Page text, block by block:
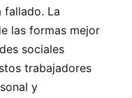
fallado. La
las formas mejor
sociales
trabajadores
y